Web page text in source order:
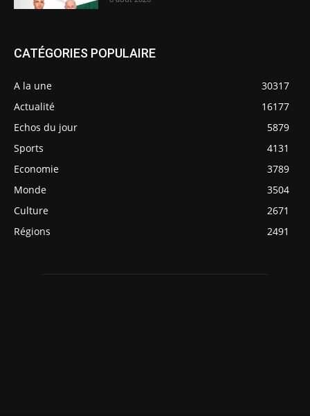
CATÉGORIES POPULAIRE
A la une
30317
Actualité
16177
Echos du jour
5879
Sports
4131
Economie
3789
Monde
3504
Culture
2671
Régions
2491